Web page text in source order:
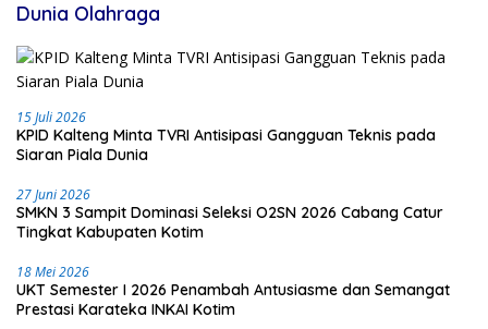
Dunia Olahraga
15 Juli 2026
KPID Kalteng Minta TVRI Antisipasi Gangguan Teknis pada
Siaran Piala Dunia
27 Juni 2026
SMKN 3 Sampit Dominasi Seleksi O2SN 2026 Cabang Catur
Tingkat Kabupaten Kotim
18 Mei 2026
UKT Semester I 2026 Penambah Antusiasme dan Semangat
Prestasi Karateka INKAI Kotim